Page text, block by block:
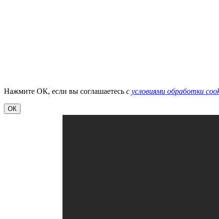
Нажмите ОК, если вы соглашаетесь с условиями обработки
ОК